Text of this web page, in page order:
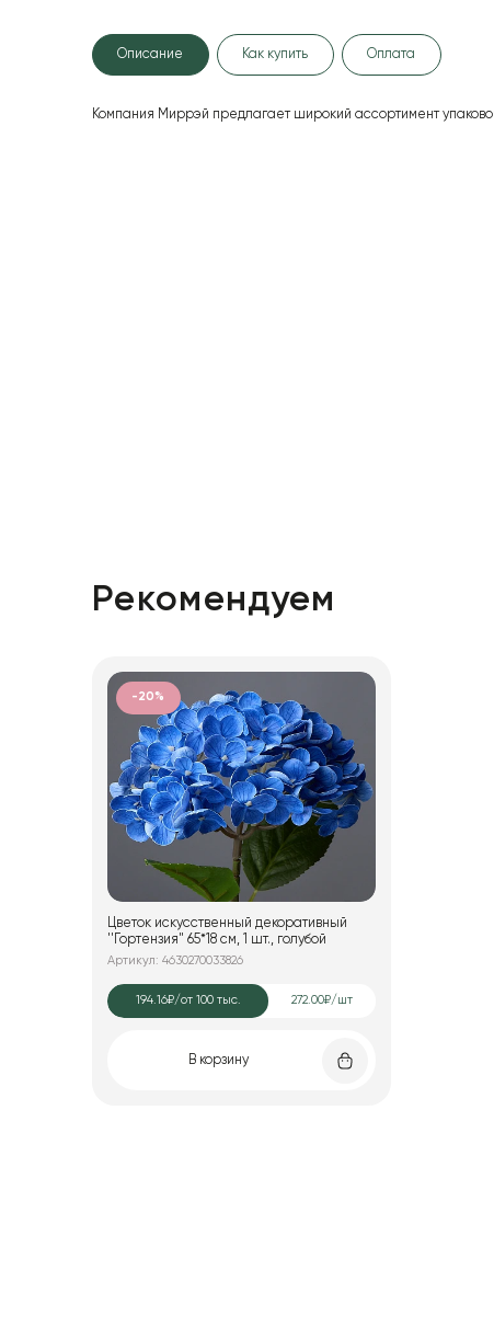
Описание Как купить Оплата
Компания Миррэй предлагает широкий ассортимент
Рекомендуем
-20%
Цветок искусственный декоративный
''Гортензия" 65*18 см, 1 шт., голубой
Артикул: 4630270033826
194.16₽/от 100 тыс. 272.00₽/шт
В корзину